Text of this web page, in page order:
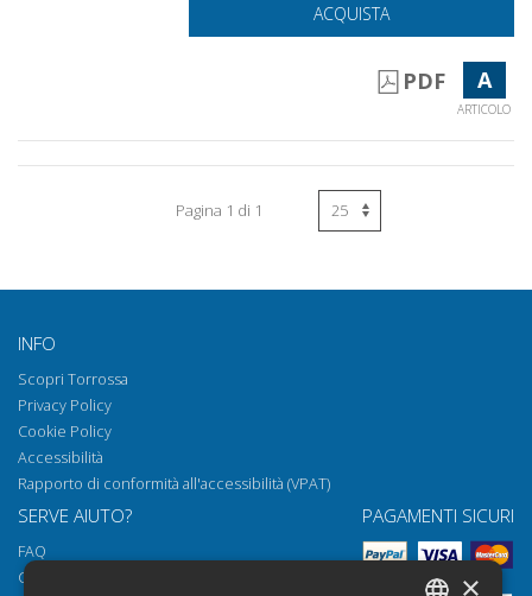
ACQUISTA
PDF A
ARTICOLO
Pagina 1 di 1
INFO
Scopri Torrossa
Privacy Policy
Cookie Policy
Accessibilità
Rapporto di conformità all'accessibilità (VPAT)
SERVE AIUTO?
FAQ
Come aprire i nostri documenti
PAGAMENTI SICURI
×